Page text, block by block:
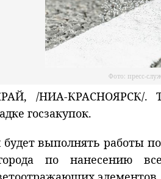
Фото: пресс-
/НИА-КРАСНОЯРСК/.
госзакупок.
выполнять работы
города по нанесению